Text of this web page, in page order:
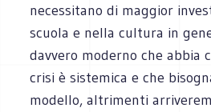
necessitano di maggior
scuola e nella cultura in
davvero moderno che abbia
crisi è sistemica e che
modello, altrimenti